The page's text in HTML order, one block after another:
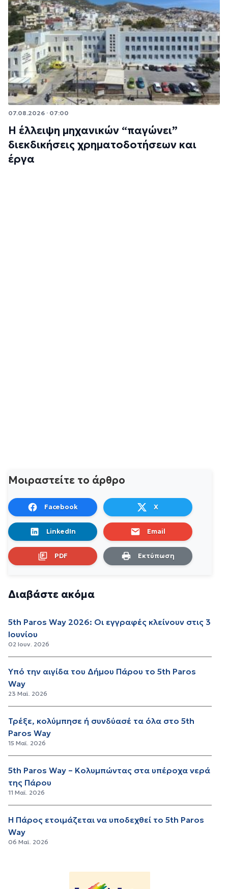
07.08.2026 · 07:00
Η έλλειψη μηχανικών “παγώνει”
διεκδικήσεις χρηματοδοτήσεων και
έργα
Μοιραστείτε το άρθρο
Facebook X
LinkedIn Email
PDF Εκτύπωση
Διαβάστε ακόμα
5th Paros Way 2026: Οι εγγραφές κλείνουν στις 3
Ιουνίου
02 Ιουν. 2026
Υπό την αιγίδα του Δήμου Πάρου το 5th Paros
Way
23 Μαϊ. 2026
Τρέξε, κολύμπησε ή συνδύασέ τα όλα στο 5th
Paros Way
15 Μαϊ. 2026
5th Paros Way – Κολυμπώντας στα υπέροχα νερά
της Πάρου
11 Μαϊ. 2026
Η Πάρος ετοιμάζεται να υποδεχθεί το 5th Paros
Way
06 Μαϊ. 2026